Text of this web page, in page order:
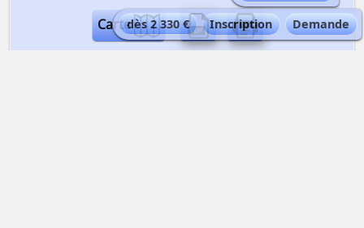
dès 2 330 € Inscription Demande
Carte